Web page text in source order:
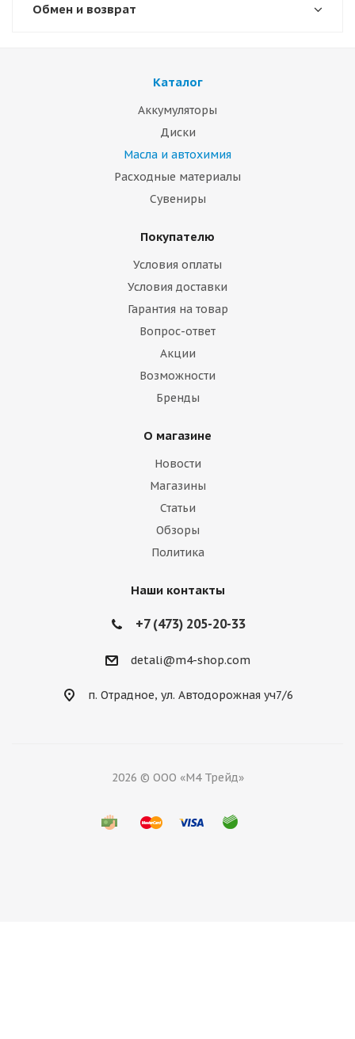
Обмен и возврат
Каталог
Аккумуляторы
Диски
Масла и автохимия
Расходные материалы
Сувениры
Покупателю
Условия оплаты
Условия доставки
Гарантия на товар
Вопрос-ответ
Акции
Возможности
Бренды
О магазине
Новости
Магазины
Статьи
Обзоры
Политика
Наши контакты
+7 (473) 205-20-33
detali@m4-shop.com
п. Отрадное, ул. Автодорожная уч7/6
2026 © ООО «М4 Трейд»